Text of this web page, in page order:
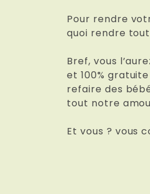
Pour rendre
quoi rendre
Bref, vous
et 100%
refaire des
tout notre
Et vous ? vous